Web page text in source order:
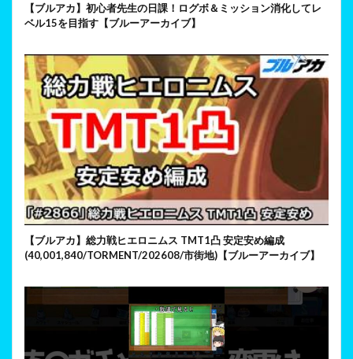
【ブルアカ】初心者先生の日課！ログボ＆ミッション消化してレ
ベル15を目指す【ブルーアーカイブ】
【ブルアカ】総力戦ヒエロニムス TMT1凸 安定安め編成
(40,001,840/TORMENT/202608/市街地)【ブルーアーカイブ】